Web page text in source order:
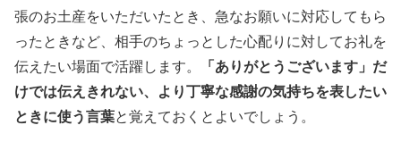
張のお土産をいただいたとき、急なお願いに対応してもら
ったときなど、相手のちょっとした心配りに対してお礼を
伝えたい場面で活躍します。
「ありがとうございます」だ
けでは伝えきれない、より丁寧な感謝の気持ちを表したい
ときに使う言葉と覚えておくとよいでしょう。